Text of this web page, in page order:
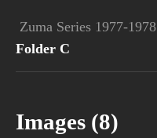
Zuma Series 1977-1978
Folder C
Images (8)